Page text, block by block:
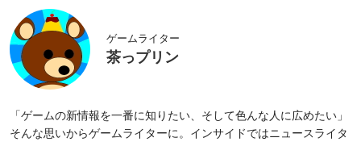
ゲームライター
茶っプリン
「ゲームの新情報を一番に知りたい、そして色んな人に広めたい」
そんな思いからゲームライターに。インサイドではニュースライタ